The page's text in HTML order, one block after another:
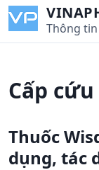
i
Thông tin
Cấp
Thuốc
dụng, tác